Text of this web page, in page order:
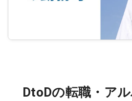
DtoDの転職・ア